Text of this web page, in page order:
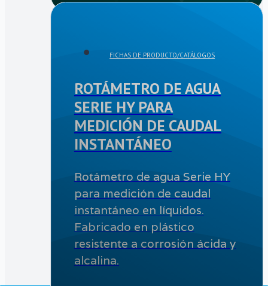
FICHAS DE PRODUCTO/CATÁLOGOS
ROTÁMETRO DE AGUA
SERIE HY PARA
MEDICIÓN DE CAUDAL
INSTANTÁNEO
Rotámetro de agua Serie HY
para medición de caudal
instantáneo en líquidos.
Fabricado en plástico
resistente a corrosión ácida y
alcalina.